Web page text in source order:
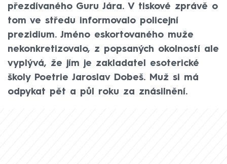
přezdívaného Guru Jára. V tiskové zprávě o
tom ve středu informovalo policejní
prezidium. Jméno eskortovaného muže
nekonkretizovalo, z popsaných okolností ale
vyplývá, že jím je zakladatel esoterické
školy Poetrie Jaroslav Dobeš. Muž si má
odpykat pět a půl roku za znásilnění.